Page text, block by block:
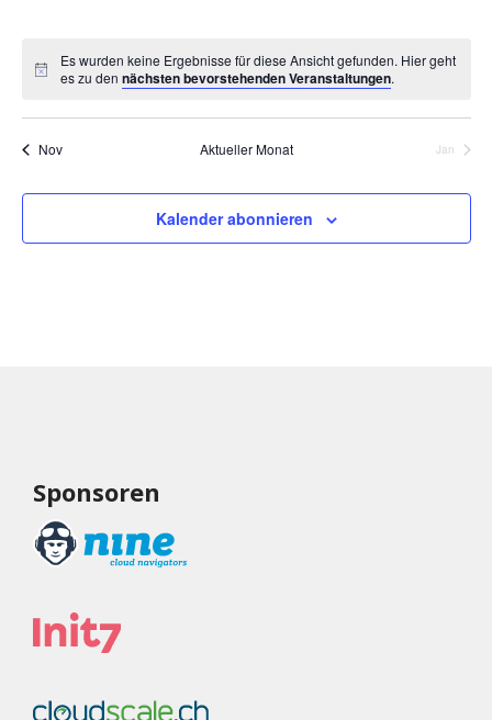
Es wurden keine Ergebnisse für diese Ansicht gefunden. Hier geht
es zu dennächsten bevorstehenden Veranstaltungen.
Nov Aktueller Monat Jan
Kalender abonnieren
Sponsoren